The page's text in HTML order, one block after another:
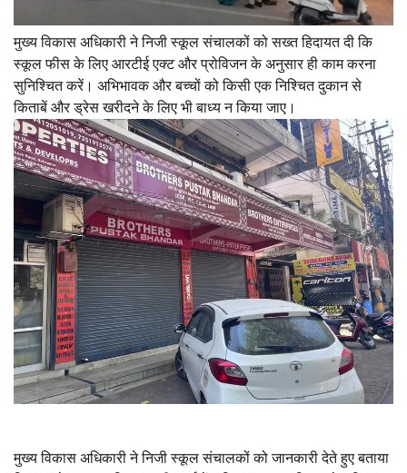
मुख्य विकास अधिकारी ने निजी स्कूल संचालकों को सख्त हिदायत दी कि
स्कूल फीस के लिए आरटीई एक्ट और प्रोविजन के अनुसार ही काम करना
सुनिश्चित करें। अभिभावक और बच्चों को किसी एक निश्चित दुकान से
किताबें और ड्रेस खरीदने के लिए भी बाध्य न किया जाए।
मुख्य विकास अधिकारी ने निजी स्कूल संचालकों को जानकारी देते हुए बताया